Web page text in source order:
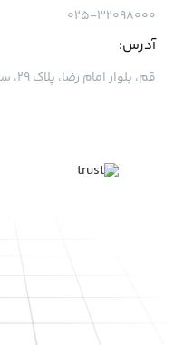
۰۲۵-۳۲۰۹۸۰۰۰
آدرس:
قم، بلوار امام رضا، پلاک ۲۹، ساختمان امام رضا، طبقه ۳، واحد ۷